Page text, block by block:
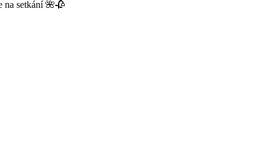
na setkání 🌺🥀